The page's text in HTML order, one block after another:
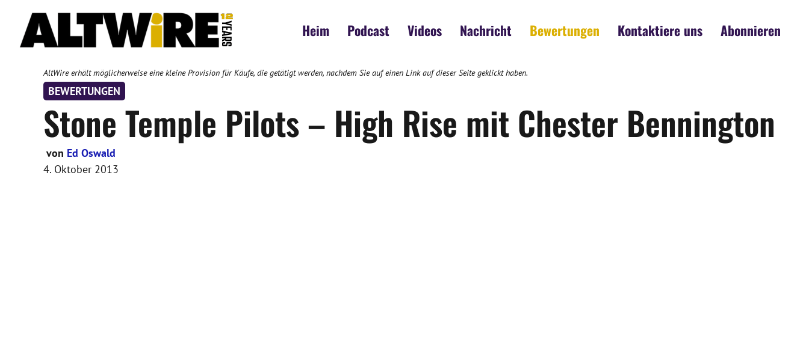
springen
Heim Podcast Videos Nachricht Bewertungen Kontaktiere uns Abonnieren
AltWire erhält möglicherweise eine kleine Provision für Käufe, die getätigt werden, nachdem Sie auf einen Link auf dieser Seite geklickt haben.
BEWERTUNGEN
Stone Temple Pilots – High Rise mit Chester Bennington
von Ed Oswald
4. Oktober 2013